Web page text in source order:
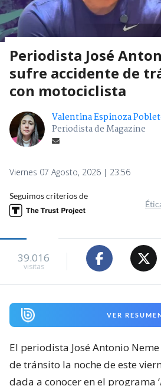
Periodista José
sufre accidente de
con motociclista
Valentina Espinoza
Periodista de Magazine
Viernes 07 Agosto, 2026 | 23:56
Seguimos criterios de
39.016
visitas
VER
El periodista José Antonio
de tránsito la noche de este
dada a conocer en el programa ‘